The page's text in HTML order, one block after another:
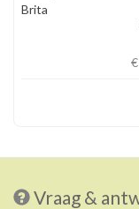
Brita
Vraag &